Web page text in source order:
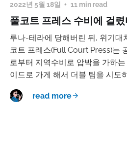
2022년 5월 18일 11 min read
풀코트 프레스 수비에 걸
루나-테라에 당해버린 뒤, 위기대
코트 프레스(Full Court Press)는
로부터 지역수비로 압박을 가하
이드로 가게 해서 더블 팀을 시도
read more